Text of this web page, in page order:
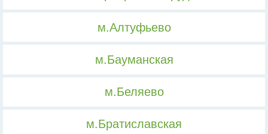
м.Алтуфьево
м.Бауманская
м.Беляево
м.Братиславская